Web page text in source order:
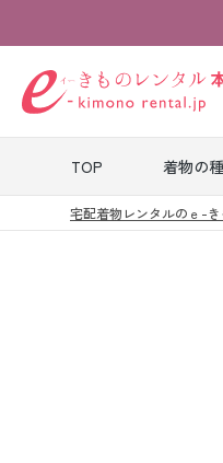
TOP 着物の
宅配着物レンタルのｅ-